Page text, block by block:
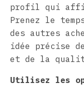
profil qui
Prenez le
des autres
idée précise
et de la
Utilisez les